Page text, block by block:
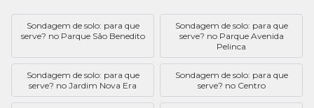
Sondagem de solo: para que
serve? no Parque São Benedito
Sondagem de solo: para que
serve? no Parque Avenida
Pelinca
Sondagem de solo: para que
serve? no Jardim Nova Era
Sondagem de solo: para que
serve? no Centro